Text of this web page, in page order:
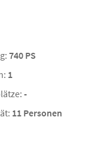
740 PS
1
-
11 Personen